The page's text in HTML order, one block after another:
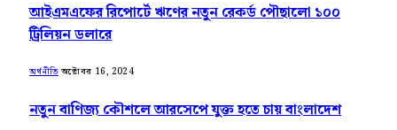
আইএমএফের রিপোর্টে ঋণের নতুন রেকর্ড পৌছালো ১০০
ট্রিলিয়ন ডলারে
অর্থনীতি অক্টোবর 16, 2024
নতুন বাণিজ্য কৌশলে আরসেপে যুক্ত হতে চায় বাংলাদেশ